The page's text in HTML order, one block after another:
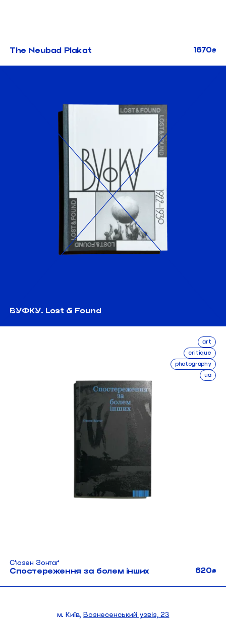
The Neubad Plakat 1670₴
ВУФКУ. Lost & Found
art
critique
photography
ua
Сʼюзен Зонтаґ
Спостереження за болем інших 620₴
м. Київ, Вознесенський узвіз, 23